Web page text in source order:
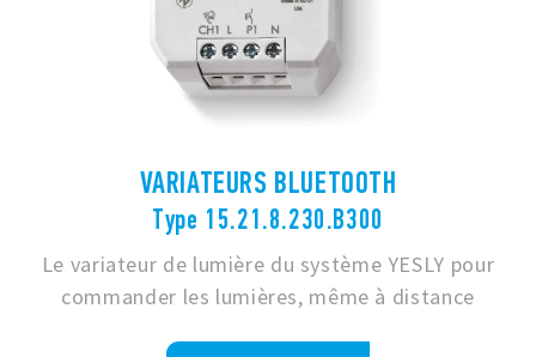
VARIATEURS BLUETOOTH
Type 15.21.8.230.B300
Le variateur de lumière du système YESLY pour
commander les lumières, même à distance